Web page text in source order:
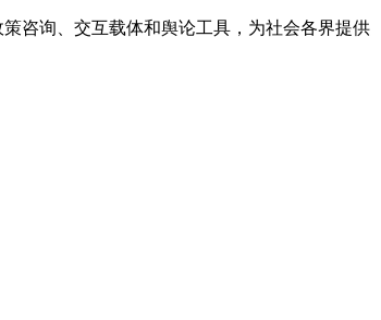
咨询、交互载体和舆论工具，为社会各界提供